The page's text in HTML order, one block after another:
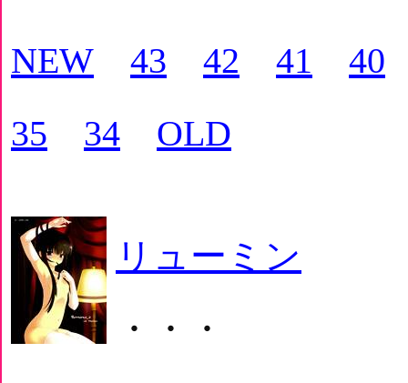
NEW
43 42 41
40
35
34 OLD
リューミン
・・・